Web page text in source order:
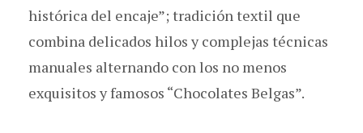
histórica del encaje”; tradición textil que
combina delicados hilos y complejas técnicas
manuales alternando con los no menos
exquisitos y famosos “Chocolates Belgas”.